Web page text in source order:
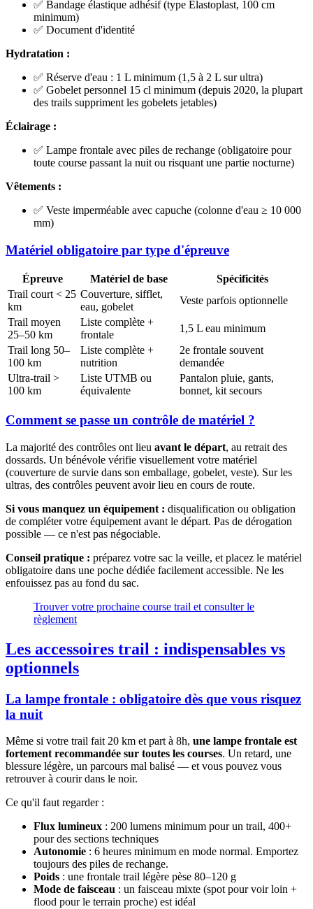
✅ Bandage élastique adhésif (type Elastoplast, 100 cm
minimum)
✅ Document d'identité
Hydratation :
✅ Réserve d'eau : 1 L minimum (1,5 à 2 L sur ultra)
✅ Gobelet personnel 15 cl minimum (depuis 2020, la plupart
des trails suppriment les gobelets jetables)
Éclairage :
✅ Lampe frontale avec piles de rechange (obligatoire pour
toute course passant la nuit ou risquant une partie nocturne)
Vêtements :
✅ Veste imperméable avec capuche (colonne d'eau ≥ 10 000
mm)
Matériel obligatoire par type d'épreuve
Épreuve Matériel de base
Spécificités
Trail court < 25
km
Couverture, sifflet,
eau, gobelet
Veste parfois optionnelle
Trail moyen
25–50 km
Liste complète +
frontale
1,5 L eau minimum
Trail long 50–
100 km
Liste complète +
nutrition
2e frontale souvent
demandée
Ultra-trail >
100 km
Liste UTMB ou
équivalente
Pantalon pluie, gants,
bonnet, kit secours
Comment se passe un contrôle de matériel ?
La majorité des contrôles ont lieu avant le départ, au retrait des
dossards. Un bénévole vérifie visuellement votre matériel
(couverture de survie dans son emballage, gobelet, veste). Sur les
ultras, des contrôles peuvent avoir lieu en cours de route.
Si vous manquez un équipement : disqualification ou obligation
de compléter votre équipement avant le départ. Pas de dérogation
possible — ce n'est pas négociable.
Conseil pratique : préparez votre sac la veille, et placez le matériel
obligatoire dans une poche dédiée facilement accessible. Ne les
enfouissez pas au fond du sac.
Trouver votre prochaine course trail et consulter le
règlement
Les accessoires trail : indispensables vs
optionnels
La lampe frontale : obligatoire dès que vous risquez
la nuit
Même si votre trail fait 20 km et part à 8h, une lampe frontale est
fortement recommandée sur toutes les courses. Un retard, une
blessure légère, un parcours mal balisé — et vous pouvez vous
retrouver à courir dans le noir.
Ce qu'il faut regarder :
Flux lumineux : 200 lumens minimum pour un trail, 400+
pour des sections techniques
Autonomie : 6 heures minimum en mode normal. Emportez
toujours des piles de rechange.
Poids : une frontale trail légère pèse 80–120 g
Mode de faisceau : un faisceau mixte (spot pour voir loin +
flood pour le terrain proche) est idéal